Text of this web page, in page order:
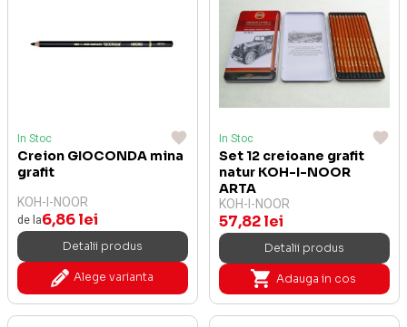
In Stoc
Creion GIOCONDA mina
grafit
KOH-I-NOOR
de la6,86 lei
Detalii produs
Alege varianta
In Stoc
Set 12 creioane grafit
natur KOH-I-NOOR
ARTA
KOH-I-NOOR
57,82 lei
Detalii produs
Adauga in cos